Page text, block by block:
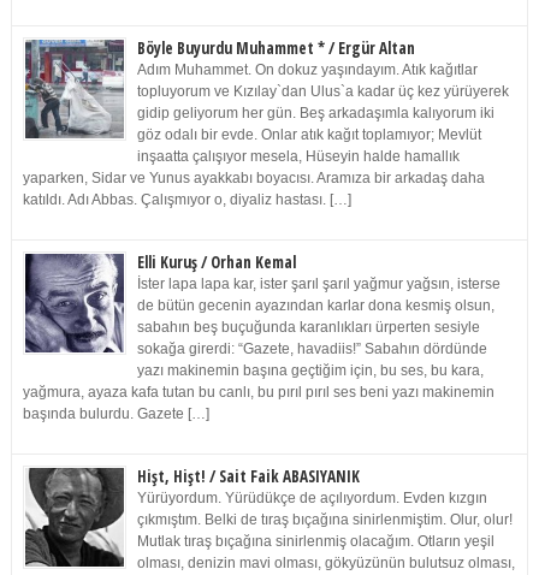
Böyle Buyurdu Muhammet * / Ergür Altan
Adım Muhammet. On dokuz yaşındayım. Atık kağıtlar
topluyorum ve Kızılay`dan Ulus`a kadar üç kez yürüyerek
gidip geliyorum her gün. Beş arkadaşımla kalıyorum iki
göz odalı bir evde. Onlar atık kağıt toplamıyor; Mevlüt
inşaatta çalışıyor mesela, Hüseyin halde hamallık
yaparken, Sidar ve Yunus ayakkabı boyacısı. Aramıza bir arkadaş daha
katıldı. Adı Abbas. Çalışmıyor o, diyaliz hastası. […]
Elli Kuruş / Orhan Kemal
İster lapa lapa kar, ister şarıl şarıl yağmur yağsın, isterse
de bütün gecenin ayazından karlar dona kesmiş olsun,
sabahın beş buçuğunda karanlıkları ürperten sesiyle
sokağa girerdi: “Gazete, havadiis!” Sabahın dördünde
yazı makinemin başına geçtiğim için, bu ses, bu kara,
yağmura, ayaza kafa tutan bu canlı, bu pırıl pırıl ses beni yazı makinemin
başında bulurdu. Gazete […]
Hişt, Hişt! / Sait Faik ABASIYANIK
Yürüyordum. Yürüdükçe de açılıyordum. Evden kızgın
çıkmıştım. Belki de tıraş bıçağına sinirlenmiştim. Olur, olur!
Mutlak tıraş bıçağına sinirlenmiş olacağım. Otların yeşil
olması, denizin mavi olması, gökyüzünün bulutsuz olması,